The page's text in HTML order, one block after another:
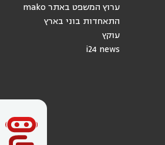
ערוץ המשפט באתר mako
התאחדות בוני בארץ
עוקץ
i24 news